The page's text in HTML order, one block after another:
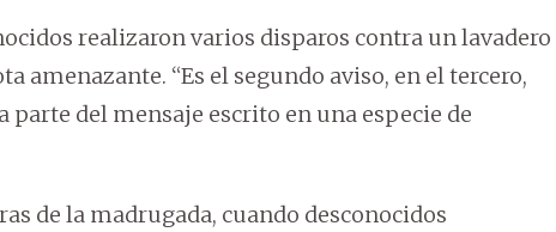
realizaron varios disparos contra un lavadero
amenazante. “Es el segundo aviso, en el tercero,
parte del mensaje escrito en una especie de
de la madrugada, cuando desconocidos